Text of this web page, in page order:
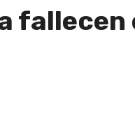
fallecen